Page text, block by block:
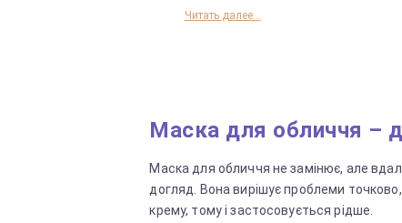
Читать далее...
Маска для обличчя –
Маска для обличчя не замінює, але
догляд. Вона вирішує проблеми
крему, тому і застосовується рідше.